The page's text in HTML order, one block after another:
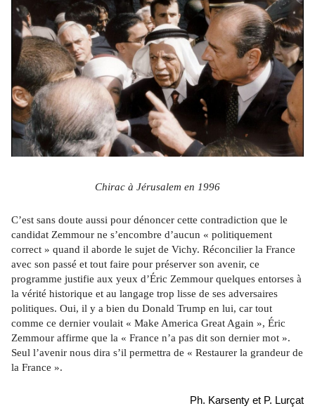
Chirac à Jérusalem en 1996
C’est sans doute aussi pour dénoncer cette contradiction que le
candidat Zemmour ne s’encombre d’aucun « politiquement
correct » quand il aborde le sujet de Vichy. Réconcilier la France
avec son passé et tout faire pour préserver son avenir, ce
programme justifie aux yeux d’Éric Zemmour quelques entorses à
la vérité historique et au langage trop lisse de ses adversaires
politiques. Oui, il y a bien du Donald Trump en lui, car tout
comme ce dernier voulait « Make America Great Again », Éric
Zemmour affirme que la « France n’a pas dit son dernier mot ».
Seul l’avenir nous dira s’il permettra de « Restaurer la grandeur de
la France ».
Ph. Karsenty et P. Lurçat